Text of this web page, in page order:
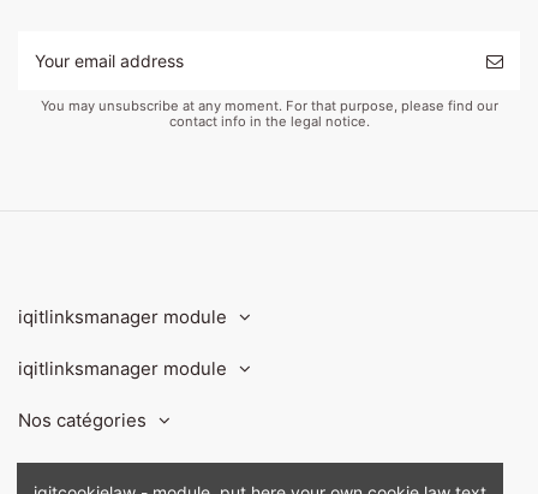
You may unsubscribe at any moment. For that purpose, please find our
contact info in the legal notice.
iqitlinksmanager module
iqitlinksmanager module
Nos catégories